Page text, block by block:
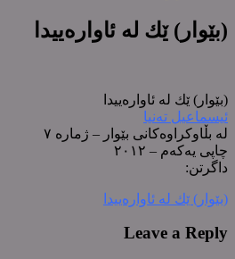
(بێوار) ێك لە ئاوارەییدا
(بێوار) ێك لە ئاوارەییدا
ئیسماعیل تەنیا
لە بڵاوکراوەکانی بێوار – ژمارە ٧
چاپی یەکەم – ٢٠١٢
داگرتن:
(بێوار) ێك لە ئاوارەییدا
Leave a Reply